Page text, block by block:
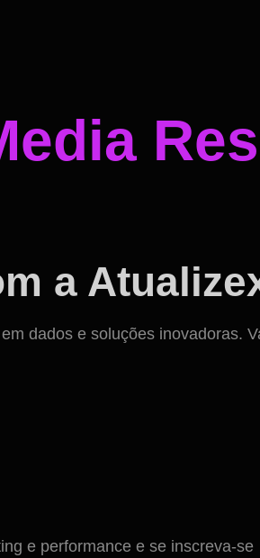
a
dados e soluções inovadoras.
e performance e se inscreva-se